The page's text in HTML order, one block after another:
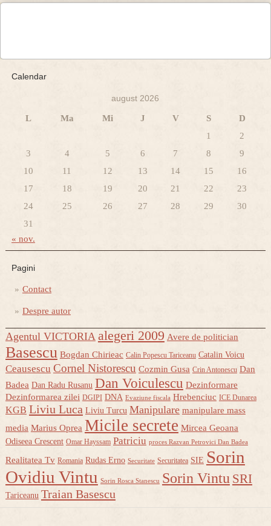
Calendar
august 2026
L Ma Mi J V S
D
1
2
3
4 5 6 7 8
9
10
11 12 13 14 15
16
17
18 19 20 21 22
23
24
25 26 27 28 29
30
31
« nov.
Pagini
Contact
Despre autor
Agentul VICTORIA alegeri 2009 Avere de politician
Basescu Bogdan Chirieac Calin Popescu Tariceanu Catalin Voicu
Ceausescu Cornel Nistorescu Cozmin Gusa Crin Antonescu Dan
Badea Dan Radu Rusanu Dan Voiculescu Dezinformare
Dezinformarea zilei DGIPI DNA Evaziune fiscala Hrebenciuc ICE Dunarea
KGB Liviu Luca Liviu Turcu Manipulare manipulare mass
media Marius Oprea Micile secrete Mircea Geoana
Odiseea Crescent Omar Hayssam Patriciu proces Razvan Petrovici Dan Badea
Realitatea Tv Romania Rudas Erno Securitate Securitatea SIE Sorin
Ovidiu Vintu Sorin Rosca Stanescu Sorin Vintu SRI
Tariceanu Traian Basescu